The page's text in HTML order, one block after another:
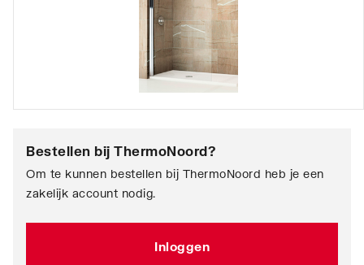
Bestellen bij ThermoNoord?
Om te kunnen bestellen bij ThermoNoord heb je een
zakelijk account nodig.
Inloggen